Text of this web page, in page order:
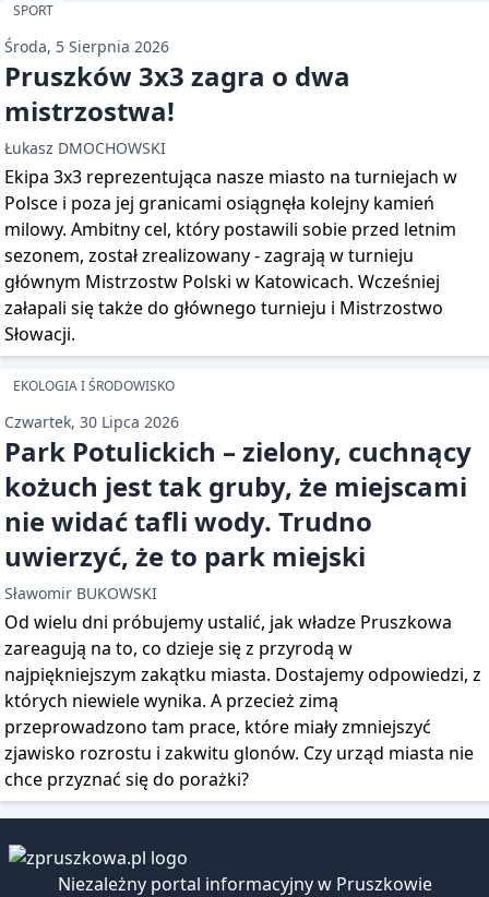
SPORT
Środa, 5 Sierpnia 2026
Pruszków 3x3 zagra o dwa
mistrzostwa!
Łukasz DMOCHOWSKI
Ekipa 3x3 reprezentująca nasze miasto na turniejach w
Polsce i poza jej granicami osiągnęła kolejny kamień
milowy. Ambitny cel, który postawili sobie przed letnim
sezonem, został zrealizowany - zagrają w turnieju
głównym Mistrzostw Polski w Katowicach. Wcześniej
załapali się także do głównego turnieju i Mistrzostwo
Słowacji.
EKOLOGIA I ŚRODOWISKO
Czwartek, 30 Lipca 2026
Park Potulickich – zielony, cuchnący
kożuch jest tak gruby, że miejscami
nie widać tafli wody. Trudno
uwierzyć, że to park miejski
Sławomir BUKOWSKI
Od wielu dni próbujemy ustalić, jak władze Pruszkowa
zareagują na to, co dzieje się z przyrodą w
najpiękniejszym zakątku miasta. Dostajemy odpowiedzi, z
których niewiele wynika. A przecież zimą
przeprowadzono tam prace, które miały zmniejszyć
zjawisko rozrostu i zakwitu glonów. Czy urząd miasta nie
chce przyznać się do porażki?
Niezależny portal informacyjny w Pruszkowie